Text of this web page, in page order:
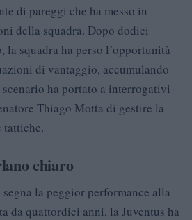
di pareggi che ha messo in
della squadra. Dopo dodici
la squadra ha perso l’opportunità
di vantaggio, accumulando
ha portato a interrogativi
Thiago Motta di gestire la
tattiche.
chiaro
la peggior performance alla
da quattordici anni, la Juventus ha